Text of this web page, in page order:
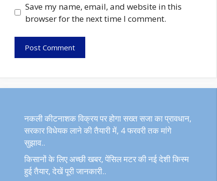
Save my name, email, and website in this
browser for the next time I comment.
नकली कीटनाशक विक्रय पर होगा सख्त सजा का प्रावधान,
सरकार विधेयक लाने की तैयारी में, 4 फरवरी तक मांगे
सुझाव..
किसानों के लिए अच्छी खबर, पेंसिल मटर की नई देशी किस्म
हुई तैयार, देखें पूरी जानकारी..